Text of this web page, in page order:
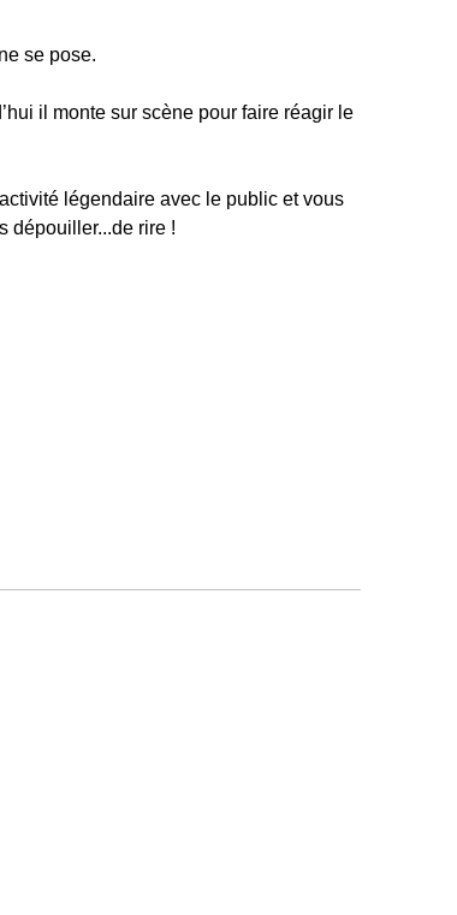
se pose.
il monte sur scène pour faire réagir le
légendaire avec le public et vous
dépouiller...de rire !